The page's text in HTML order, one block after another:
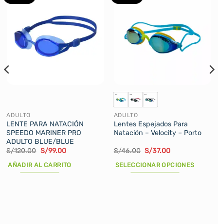
ADULTO
LENTE PARA NATACIÓN
SPEEDO MARINER PRO
ADULTO BLUE/BLUE
S/120.00 El
original
era:
S/99.00El
actual
AÑADIR AL CARRITO
ADULTO
Lentes Espejados Para
Natación – Velocity – Porto
S/46.00 El
original
era:
S/37.00El
actual
es:
SELECCIONAR OPCIONES